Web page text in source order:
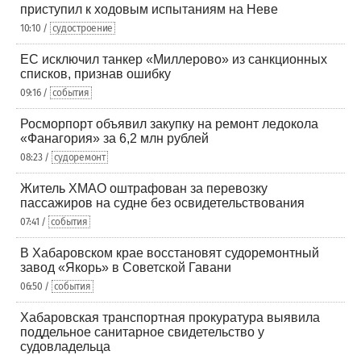
приступил к ходовым испытаниям на Неве
10:10 / судостроение
ЕС исключил танкер «Миллерово» из санкционных
списков, признав ошибку
09:16 / события
Росморпорт объявил закупку на ремонт ледокола
«Фанагория» за 6,2 млн рублей
08:23 / судоремонт
Житель ХМАО оштрафован за перевозку
пассажиров на судне без освидетельствования
07:41 / события
В Хабаровском крае восстановят судоремонтный
завод «Якорь» в Советской Гавани
06:50 / события
Хабаровская транспортная прокуратура выявила
поддельное санитарное свидетельство у
судовладельца